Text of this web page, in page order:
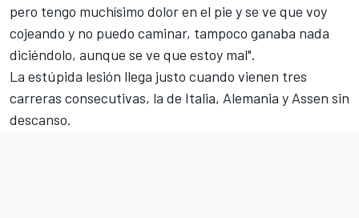
pero tengo muchísimo dolor en el pie y se ve que voy
cojeando y no puedo caminar, tampoco ganaba nada
diciéndolo, aunque se ve que estoy mal".
La estúpida lesión llega justo cuando vienen tres
carreras consecutivas, la de Italia, Alemania y Assen sin
descanso.